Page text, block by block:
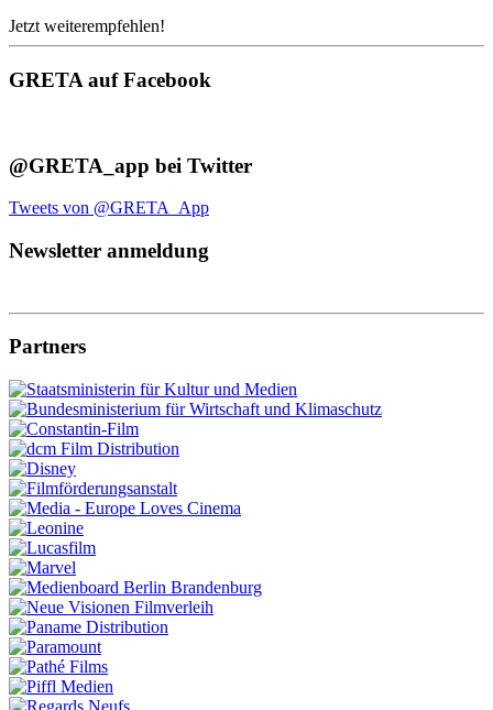
Jetzt weiterempfehlen!
GRETA auf Facebook
@GRETA_app bei Twitter
Tweets von @GRETA_App
Newsletter anmeldung
Partners